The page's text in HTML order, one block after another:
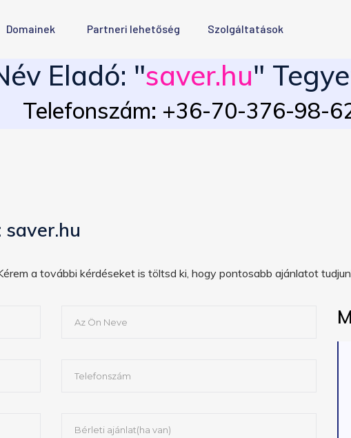
Domainek Partneri lehetőség Szolgáltatások
Eladó: "saver.hu"
Telefonszám: +36-70-376-98-
a további kérdéseket is töltsd ki, hogy pontosabb ajánlatot